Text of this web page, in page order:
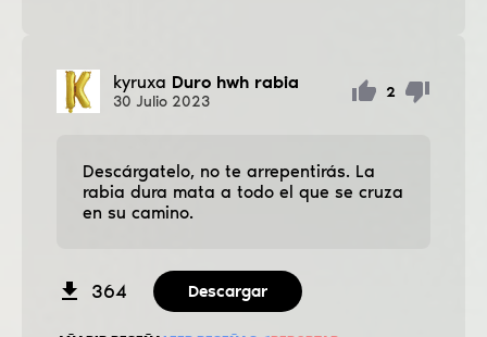
kyruxa Duro hwh rabia
30 Julio 2023
2
Descárgatelo, no te arrepentirás. La
rabia dura mata a todo el que se cruza
en su camino.
364 Descargar